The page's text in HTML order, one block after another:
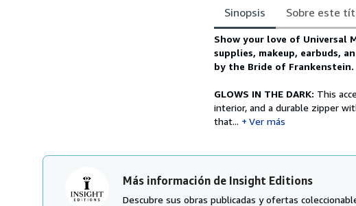
Sinopsis Sobre este
Sinopsis
Show your love of Universal
supplies, makeup, earbuds,
by the Bride of Frankenstein.
GLOWS IN THE DARK: This
interior, and a durable zipper
that...
Ver más
Más información de Insight Editions
Descubre sus obras publicadas y ofertas